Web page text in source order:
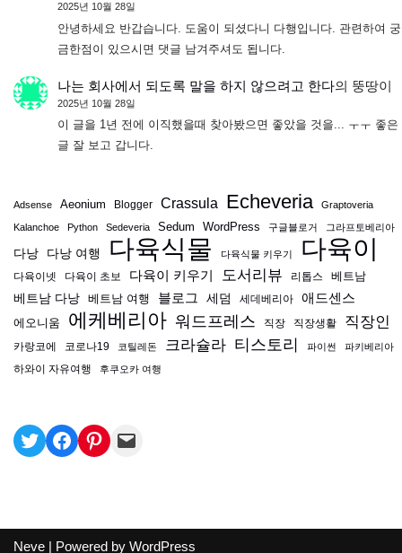
2025년 10월 28일
안녕하세요 반갑습니다. 도움이 되셨다니 다행입니다. 관련하여 궁
금한점이 있으시면 댓글 남겨주셔도 됩니다.
나는 회사에서 되도록 말을 하지 않으려고 한다의 뚱땅이
2025년 10월 28일
이 글을 1년 전에 이직했을때 찾아봤으면 좋았을 것을... ㅜㅜ 좋은
글 잘 보고 갑니다.
Adsense Aeonium Blogger Crassula Echeveria Graptoveria
Kalanchoe Python Sedeveria Sedum WordPress 구글블로거 그라프토베리아
다낭 다낭 여행 다육식물 다육식물 키우기 다육이
다육이넷 다육이 초보 다육이 키우기 도서리뷰 리톱스
베트남
베트남 다낭 베트남 여행 블로그 세덤 세데베리아 애드센스
에오니움 에케베리아 워드프레스 직장 직장생활 직장인
카랑코에 코로나19 코틸레돈 크라슐라 티스토리 파이썬 파키베리아
하와이 자유여행 후쿠오카 여행
Neve | Powered by WordPress